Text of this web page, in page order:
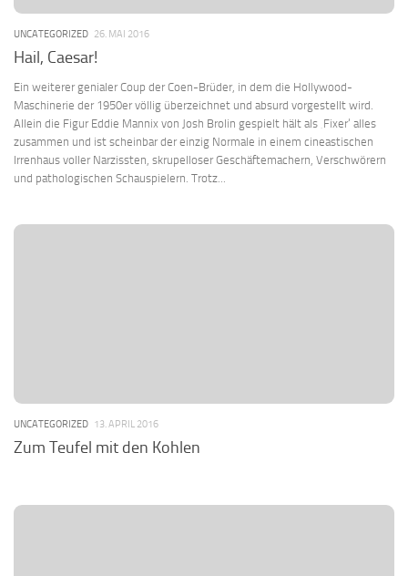
UNCATEGORIZED 26. MAI 2016
Hail, Caesar!
Ein weiterer genialer Coup der Coen-Brüder, in dem die Hollywood-
Maschinerie der 1950er völlig überzeichnet und absurd vorgestellt wird.
Allein die Figur Eddie Mannix von Josh Brolin gespielt hält als ‚Fixer‘ alles
zusammen und ist scheinbar der einzig Normale in einem cineastischen
Irrenhaus voller Narzissten, skrupelloser Geschäftemachern, Verschwörern
und pathologischen Schauspielern. Trotz...
UNCATEGORIZED 13. APRIL 2016
Zum Teufel mit den Kohlen